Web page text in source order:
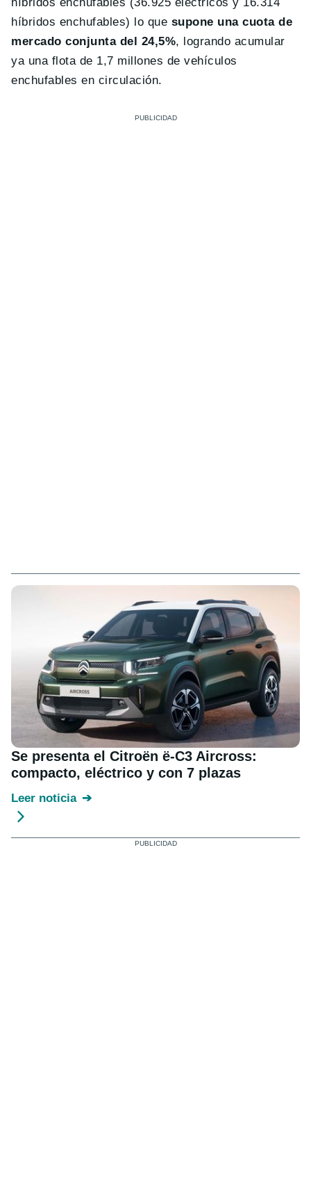
híbridos enchufables (36.925 eléctricos y 16.314
híbridos enchufables) lo que supone una cuota de
mercado conjunta del 24,5%, logrando acumular
ya una flota de 1,7 millones de vehículos
enchufables en circulación.
Se presenta el Citroën ë-C3 Aircross:
compacto, eléctrico y con 7 plazas
Leer noticia